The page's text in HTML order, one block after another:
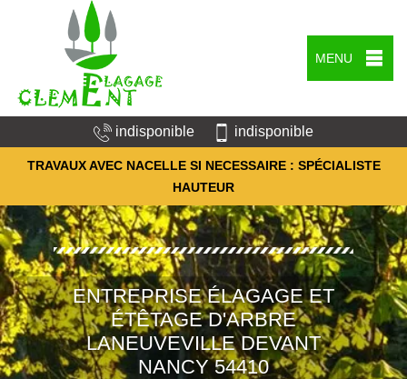
MENU
indisponible indisponible
TRAVAUX AVEC NACELLE SI NECESSAIRE : SPÉCIALISTE
HAUTEUR
ENTREPRISE ÉLAGAGE ET
ÉTÊTAGE D'ARBRE
LANEUVEVILLE DEVANT
NANCY 54410